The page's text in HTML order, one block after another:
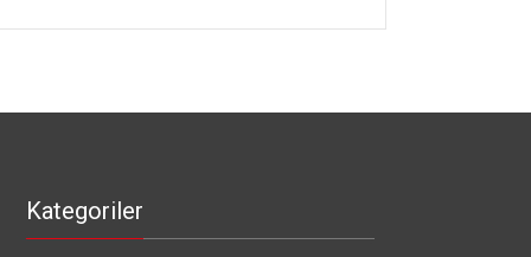
Kategoriler